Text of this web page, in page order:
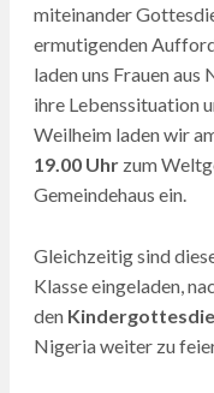
miteinander
ermutigenden
laden uns Frauen aus
ihre Lebenssituation
Weilheim laden wir
19.00 Uhrzum
Gemeindehaus ein.
Gleichzeitig sind
Klasse eingeladen,
den
Nigeria weiter zu